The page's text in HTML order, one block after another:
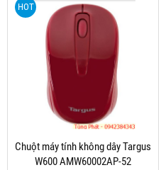
HOT
Chuột máy tính không dây Targus
W600 AMW60002AP-52